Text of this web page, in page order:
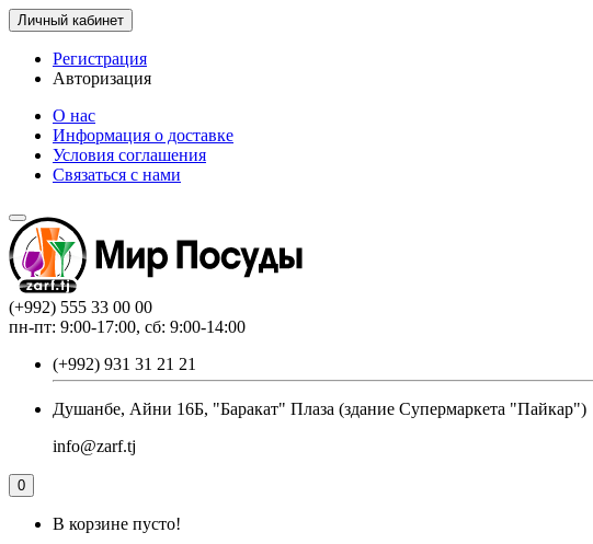
Личный кабинет
Регистрация
Авторизация
О нас
Информация о доставке
Условия соглашения
Связаться с нами
(+992) 555 33 00 00
пн-пт: 9:00-17:00, сб: 9:00-14:00
(+992) 931 31 21 21
Душанбе, Айни 16Б, "Баракат" Плаза (здание Супермаркета "Пайкар")
info@zarf.tj
0
В корзине пусто!